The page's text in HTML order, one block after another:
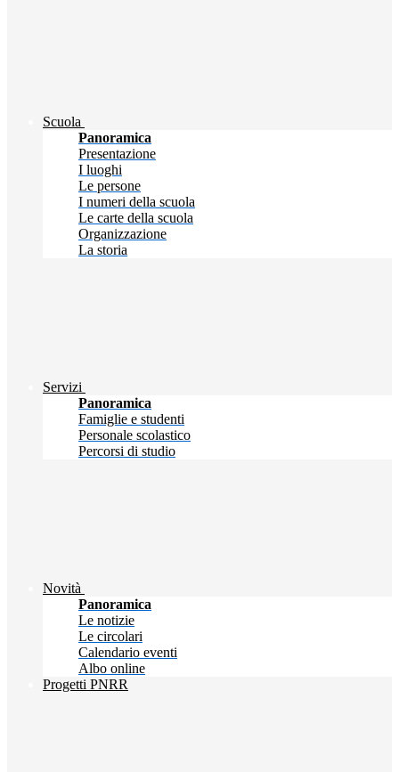
Scuola
Panoramica
Presentazione
I luoghi
Le persone
I numeri della scuola
Le carte della scuola
Organizzazione
La storia
Servizi
Panoramica
Famiglie e studenti
Personale scolastico
Percorsi di studio
Novità
Panoramica
Le notizie
Le circolari
Calendario eventi
Albo online
Progetti PNRR